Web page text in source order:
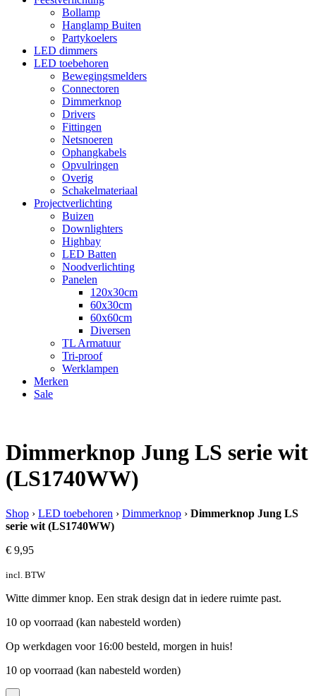
Bollamp
Hanglamp Buiten
Partykoelers
LED dimmers
LED toebehoren
Bewegingsmelders
Connectoren
Dimmerknop
Drivers
Fittingen
Netsnoeren
Ophangkabels
Opvulringen
Overig
Schakelmateriaal
Projectverlichting
Buizen
Downlighters
Highbay
LED Batten
Noodverlichting
Panelen
120x30cm
60x30cm
60x60cm
Diversen
TL Armatuur
Tri-proof
Werklampen
Merken
Sale
Dimmerknop Jung LS serie wit
(LS1740WW)
Shop › LED toebehoren › Dimmerknop › Dimmerknop Jung LS
serie wit (LS1740WW)
€ 9,95
incl. BTW
Witte dimmer knop. Een strak design dat in iedere ruimte past.
10 op voorraad (kan nabesteld worden)
Op werkdagen voor 16:00 besteld, morgen in huis!
10 op voorraad (kan nabesteld worden)